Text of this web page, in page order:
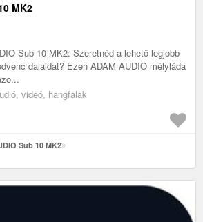
MK2
Sub 10 MK2: Szeretnéd a lehető legjobb
dalaidat? Ezen ADAM AUDIO mélyláda
videó, hangfalak
Sub 10 MK2